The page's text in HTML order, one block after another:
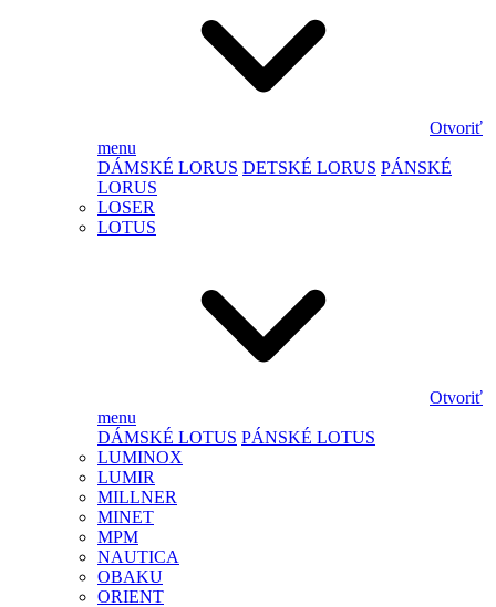
Otvoriť
menu
DÁMSKÉ LORUS DETSKÉ LORUS PÁNSKÉ
LORUS
LOSER
LOTUS
Otvoriť
menu
DÁMSKÉ LOTUS PÁNSKÉ LOTUS
LUMINOX
LUMIR
MILLNER
MINET
MPM
NAUTICA
OBAKU
ORIENT